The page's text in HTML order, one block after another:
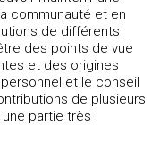
communauté et en
de différents
des points de vue
et des origines
et le conseil
de plusieurs
une partie très